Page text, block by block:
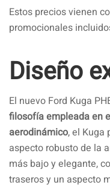
Estos precios vienen
promocionales
Diseño
El nuevo Ford Kuga
filosofía empleada en
aerodinámico, el Kuga
aspecto robusto de la
más bajo y elegante,
traseros y un aspecto